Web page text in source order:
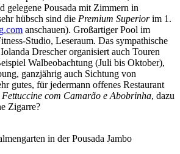
gelegene Pousada mit Zimmern in
hübsch sind die Premium Superiorim 1.
anschauen). Großartiger Pool im
Studio, Leseraum. Das sympathische
Drescher organisiert auch Touren
Walbeobachtung (Juli bis Oktober),
ganzjährig auch Sichtung von
gutes, für jedermann offenes Restaurant
Fettuccine com Camarão e Abobrinha, dazu
Zigarre?
in der Pousada Jambo